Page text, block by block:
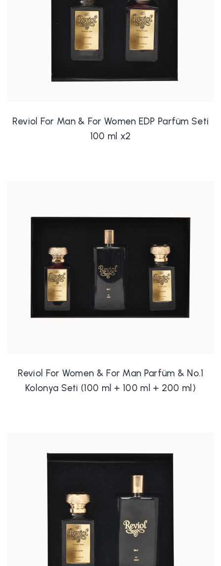
Reviol For Man & For Women EDP Parfüm Seti
100 ml x2
Reviol For Women & For Man Parfüm & No.1
Kolonya Seti (100 ml + 100 ml + 200 ml)